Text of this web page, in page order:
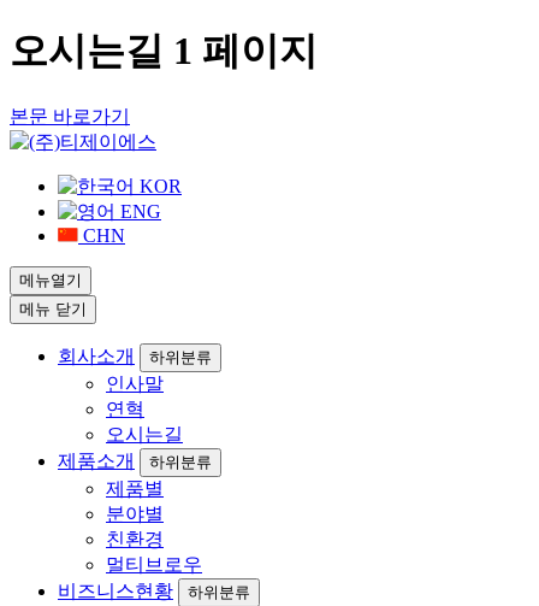
오시는길 1 페이지
본문 바로가기
KOR
ENG
CHN
메뉴열기
메뉴 닫기
회사소개 하위분류
인사말
연혁
오시는길
제품소개
하위분류
제품별
분야별
친환경
멀티브로우
비즈니스현황
하위분류